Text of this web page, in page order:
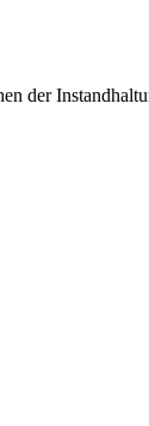
der